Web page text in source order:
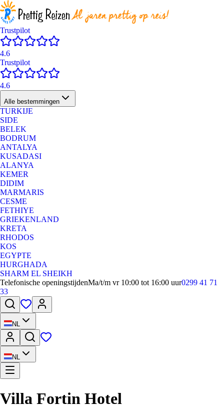
Trustpilot
4.6
Trustpilot
4.6
Alle bestemmingen
TURKIJE
SIDE
BELEK
BODRUM
ANTALYA
KUSADASI
ALANYA
KEMER
DIDIM
MARMARIS
CESME
FETHIYE
GRIEKENLAND
KRETA
RHODOS
KOS
EGYPTE
HURGHADA
SHARM EL SHEIKH
Telefonische openingstijdenMa/t/m vr 10:00 tot 16:00 uur0299 41 71
33
NL
NL
Villa Fortin Hotel